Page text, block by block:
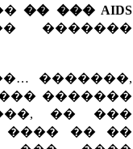
�� ��� AIDS
�������
�������,
�������
�� ���
���� �� ��